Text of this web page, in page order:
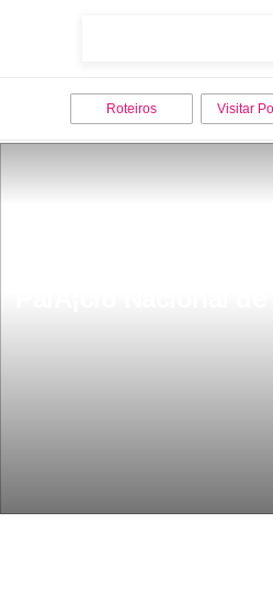
Roteiros Visitar